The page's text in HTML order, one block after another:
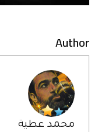
Author
محمد عطية